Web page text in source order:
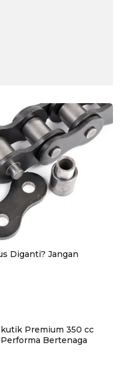
Diganti? Jangan
Premium 350 cc
Bertenaga